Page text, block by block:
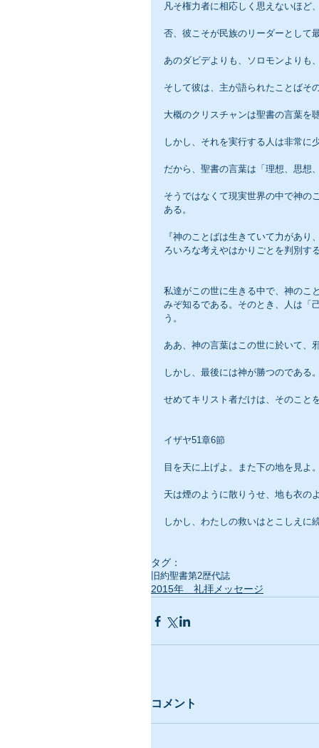
凡そ権力者に相応しく思えないほど
否、彼こそが民族のリーダーとして
あのダビデよりも、ソロモンよりも
そして彼は、主が語られたことばそ
大概のクリスチャンは聖書の言葉を
しかし、それを実行する人は非常に少
だから、聖書の言葉は「理想、思想
そうではなくて現実世界の中で神の
ある。
『神のことばは生きていて力があ
ろいろな考えやはかりごとを判別す
私達がこの世に生きる中で、神のこ
みぞ知るである。そのとき、人は「
う。
ああ、神の言葉はこの世に於いて、
しかし、最後には神が勝つのである。
せめてキリスト者だけは、そのこと
イザヤ51章6節
目を天に上げよ。また下の地を見よ。
天は煙のように散りうせ、地も衣の
しかし、わたしの救いはとこしえに
タグ：
旧約聖書第2歴代誌
2015年 礼拝メッセージ
コメント